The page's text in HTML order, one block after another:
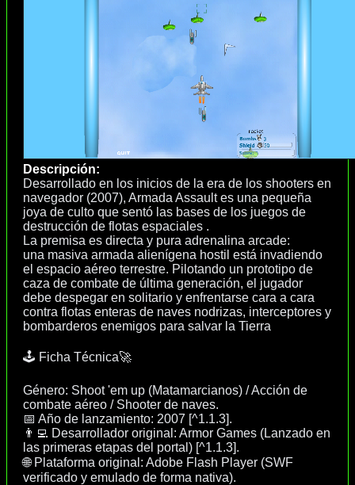
Descripción:
Desarrollado en los inicios de la era de los shooters en
navegador (2007), Armada Assault es una pequeña
joya de culto que sentó las bases de los juegos de
destrucción de flotas espaciales .
La premisa es directa y pura adrenalina arcade:
una masiva armada alienígena hostil está invadiendo
el espacio aéreo terrestre. Pilotando un prototipo de
caza de combate de última generación, el jugador
debe despegar en solitario y enfrentarse cara a cara
contra flotas enteras de naves nodrizas, interceptores y
bombarderos enemigos para salvar la Tierra
🕹️ Ficha Técnica🚀
Género: Shoot 'em up (Matamarcianos) / Acción de
combate aéreo / Shooter de naves.
📅 Año de lanzamiento: 2007 [^1.1.3].
👨‍💻 Desarrollador original: Armor Games (Lanzado en
las primeras etapas del portal) [^1.1.3].
🌐 Plataforma original: Adobe Flash Player (SWF
verificado y emulado de forma nativa).